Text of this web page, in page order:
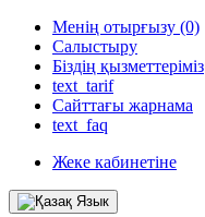
Менің отырғызу (0)
Салыстыру
Біздің қызметтеріміз
text_tarif
Сайттағы жарнама
text_faq
Жеке кабинетіне
Язык